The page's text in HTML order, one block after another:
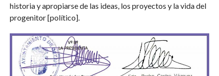
historia y apropiarse de las ideas, los proyectos y la vida del
progenitor [político].